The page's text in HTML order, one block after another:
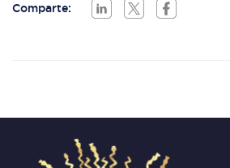
Comparte: